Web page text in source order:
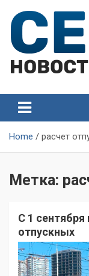
content
Севастополя
Home расчет
Метка:
С 1 сентября
отпускных